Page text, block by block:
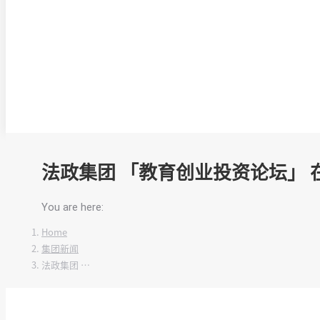
法政集团 「教育创业投资论坛」
You are here:
Home
集团新闻
法政集团 …